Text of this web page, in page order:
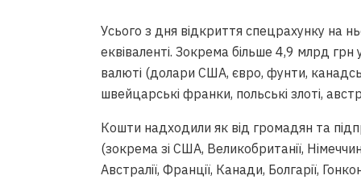
Усього з дня відкриття спецрахунку на
еквіваленті. Зокрема більше 4,9 млрд грн
валюті (долари США, євро, фунти,
швейцарські франки, польські злоті,
Кошти надходили як від громадян та
(зокрема зі США, Великобританії,
Австралії, Франції, Канади, Болгарії,